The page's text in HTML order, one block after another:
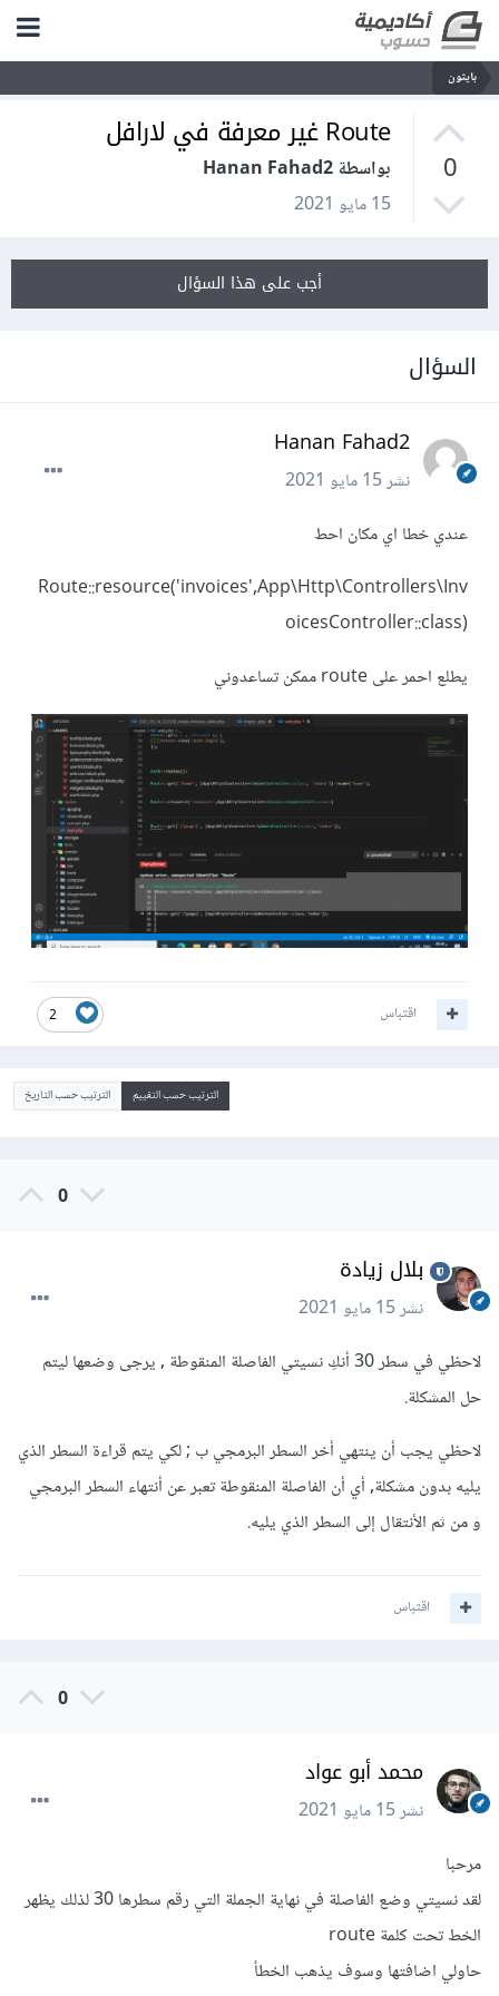
بايثون
0
Route غير معرفة في لارافل
بواسطة Hanan Fahad2
15 مايو 2021
أجب على هذا السؤال
السؤال
Hanan Fahad2
نشر15 مايو 2021
عندي خطا اي مكان احط
Route::resource('invoices',App\Http\Controllers\Inv
oicesController::class)
يطلع احمر على route ممكن تساعدوني
2 اقتباس
الترتيب حسب التقييم الترتيب حسب التاريخ
0
بلال زيادة
نشر15 مايو 2021
لاحظي في سطر 30 أنكِ نسيتي الفاصلة المنقوطة , يرجى وضعها ليتم
حل المشكلة.
لاحظي يجب أن ينتهي أخر السطر البرمجي ب ; لكي يتم قراءة السطر الذي
يليه بدون مشكلة, أي أن الفاصلة المنقوطة تعبر عن أنتهاء السطر البرمجي
و من ثم الأنتقال إلى السطر الذي يليه.
اقتباس
0
محمد أبو عواد
نشر15 مايو 2021
مرحبا
لقد نسيتي وضع الفاصلة في نهاية الجملة التي رقم سطرها 30 لذلك يظهر
الخط تحت كلمة route
حاولي اضافتها وسوف يذهب الخطأ